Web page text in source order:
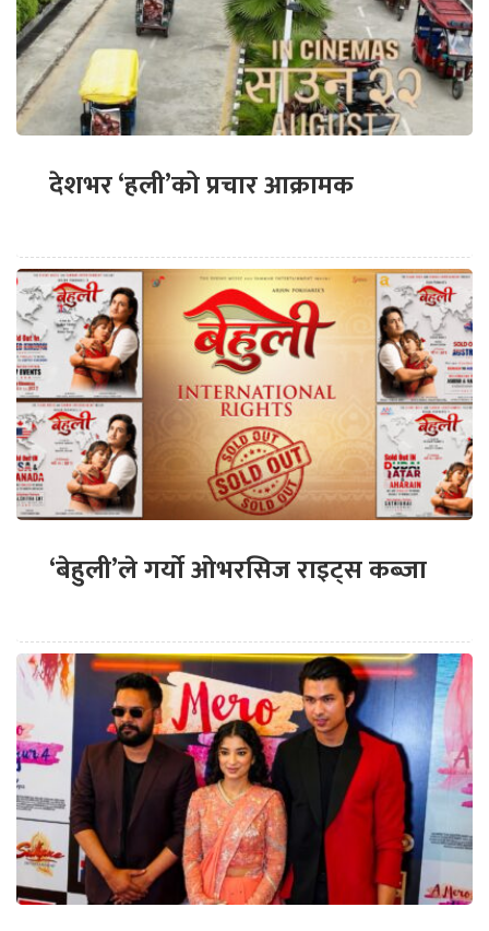
देशभर ‘हली’को प्रचार आक्रामक
‘बेहुली’ले गर्यो ओभरसिज राइट्स कब्जा